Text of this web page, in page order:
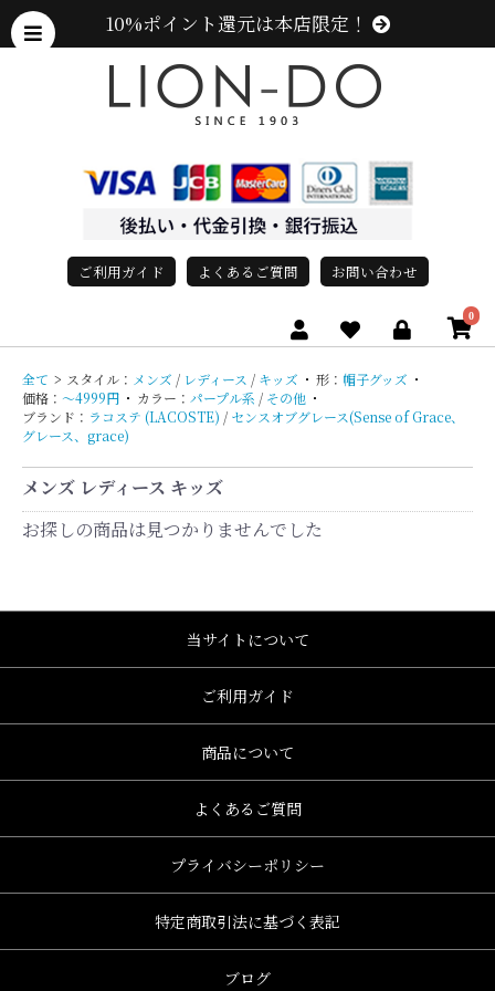
10%ポイント還元は本店限定！
ご利用ガイド よくあるご質問 お問い合わせ
0
全て > スタイル： メンズ / レディース / キッズ ・ 形： 帽子グッズ ・
価格： 〜4999円 ・ カラー： パープル系 / その他 ・
ブランド： ラコステ (LACOSTE) / センスオブグレース(Sense of Grace、
グレース、grace)
メンズ レディース キッズ
お探しの商品は見つかりませんでした
当サイトについて
ご利用ガイド
商品について
よくあるご質問
プライバシーポリシー
特定商取引法に基づく表記
ブログ